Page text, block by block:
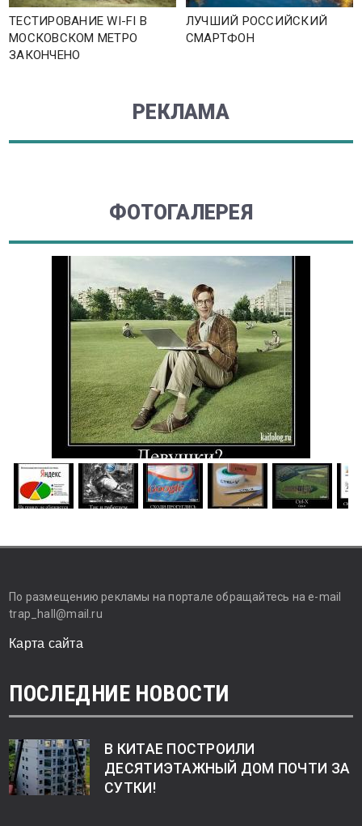
ТЕСТИРОВАНИЕ WI-FI В
МОСКОВСКОМ МЕТРО
ЗАКОНЧЕНО
ЛУЧШИЙ РОССИЙСКИЙ
СМАРТФОН
РЕКЛАМА
ФОТОГАЛЕРЕЯ
По размещению рекламы на портале обращайтесь на e-mail
trap_hall@mail.ru
Карта сайта
ПОСЛЕДНИЕ НОВОСТИ
В КИТАЕ ПОСТРОИЛИ
ДЕСЯТИЭТАЖНЫЙ ДОМ ПОЧТИ ЗА
СУТКИ!